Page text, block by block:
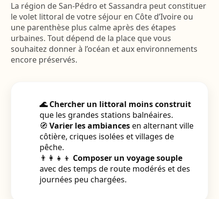
La région de San-Pédro et Sassandra peut constituer
le volet littoral de votre séjour en Côte d’Ivoire ou
une parenthèse plus calme après des étapes
urbaines. Tout dépend de la place que vous
souhaitez donner à l’océan et aux environnements
encore préservés.
🌊 Chercher un littoral moins construit
que les grandes stations balnéaires.
🧭 Varier les ambiancesen alternant ville
côtière, criques isolées et villages de
pêche.
👨‍👩‍👧‍👦 Composer un voyage souple
avec des temps de route modérés et des
journées peu chargées.